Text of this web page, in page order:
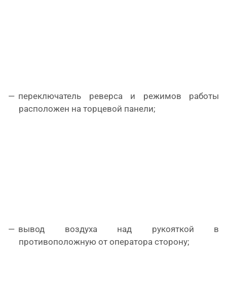
переключатель реверса и режимов работы
расположен на торцевой панели;
вывод воздуха над рукояткой в
противоположную от оператора сторону;